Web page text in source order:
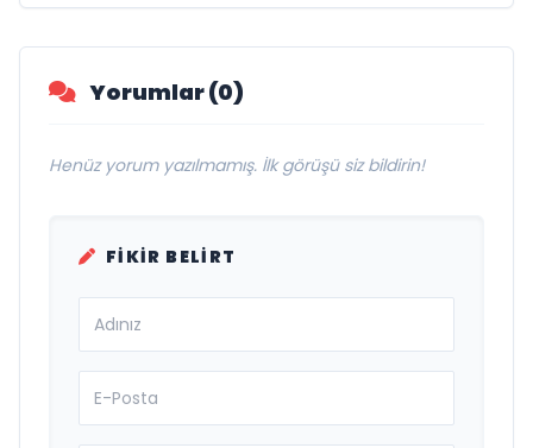
Yorumlar (0)
Henüz yorum yazılmamış. İlk görüşü siz bildirin!
FIKIR BELIRT